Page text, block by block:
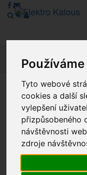
Tyto webové
cookies a další
vylepšení
přizpůsobeného
návštěvnosti
zdroje
Vážení zákazníci, v
režimu Katalogu.
Děkujeme za
Výprodej